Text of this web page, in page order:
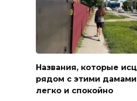
Названия, которые
рядом с этими
легко и спокойно